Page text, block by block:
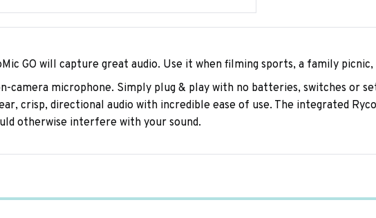
GO will capture great audio. Use it when filming sports, a family
camera microphone. Simply plug & play with no batteries, switches or
crisp, directional audio with incredible ease of use. The integrated
otherwise interfere with your sound.